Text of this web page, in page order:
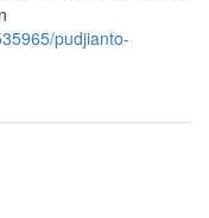
pudjianto-